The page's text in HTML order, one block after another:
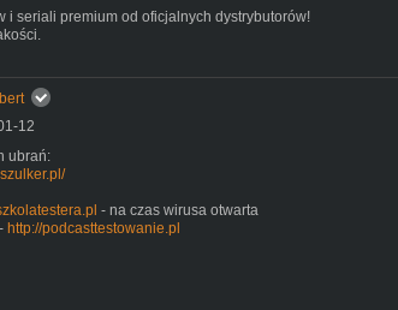
i seriali premium od oficjalnych dystrybutorów!
12
ubrań:
- na czas wirusa otwarta
http://podcasttestowanie.pl
Canon m6, DJI Mavic Pro